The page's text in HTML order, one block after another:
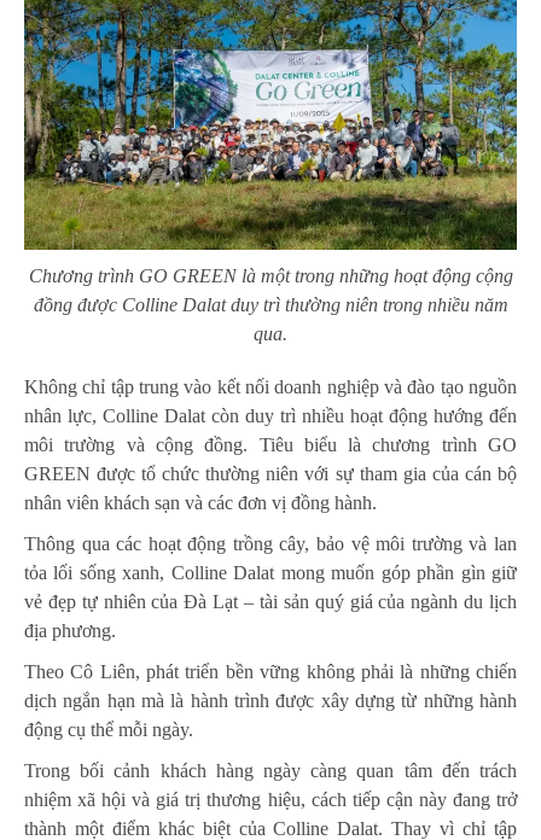
Chương trình GO GREEN là một trong những hoạt động cộng
đồng được Colline Dalat duy trì thường niên trong nhiều năm
qua.
Không chỉ tập trung vào kết nối doanh nghiệp và đào tạo nguồn
nhân lực, Colline Dalat còn duy trì nhiều hoạt động hướng đến
môi trường và cộng đồng. Tiêu biểu là chương trình GO
GREEN được tổ chức thường niên với sự tham gia của cán bộ
nhân viên khách sạn và các đơn vị đồng hành.
Thông qua các hoạt động trồng cây, bảo vệ môi trường và lan
tỏa lối sống xanh, Colline Dalat mong muốn góp phần gìn giữ
vẻ đẹp tự nhiên của Đà Lạt – tài sản quý giá của ngành du lịch
địa phương.
Theo Cô Liên, phát triển bền vững không phải là những chiến
dịch ngắn hạn mà là hành trình được xây dựng từ những hành
động cụ thể mỗi ngày.
Trong bối cảnh khách hàng ngày càng quan tâm đến trách
nhiệm xã hội và giá trị thương hiệu, cách tiếp cận này đang trở
thành một điểm khác biệt của Colline Dalat. Thay vì chỉ tập